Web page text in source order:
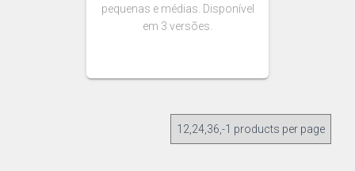
pequenas e médias. Disponível
em 3 versões.